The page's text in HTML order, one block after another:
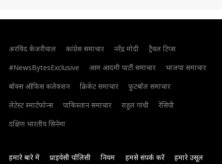
अरविंद केजरीवाल कांग्रेस समाचार नरेंद्र मोदी
ट्रैवल टिप्स
#NewsBytesExclusive
आम आदमी पार्टी समाचार
भाजपा समाचार
बॉक्स ऑफिस कलेक्शन
क्रिकेट समाचार
फुटबॉल समाचार
लेटेस्ट स्मार्टफोन्स
पाकिस्तान समाचार राहुल गांधी
रेसिपी
दक्षिण भारतीय सिनेमा
हमारे बारे में प्राइवेसी पॉलिसी नियम हमसे संपर्क करें हमारे उसूल